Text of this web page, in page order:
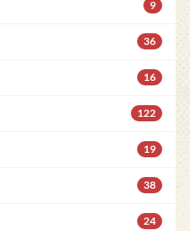
9
36
16
122
19
38
24